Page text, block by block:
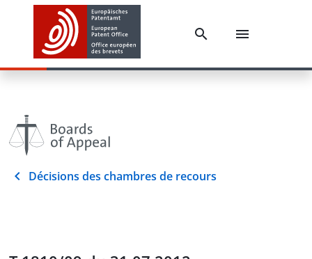
Décisions des chambres de recours